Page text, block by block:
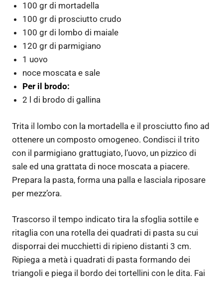
100 gr di mortadella
100 gr di prosciutto crudo
100 gr di lombo di maiale
120 gr di parmigiano
1 uovo
noce moscata e sale
Per il brodo:
2 l di brodo di gallina
Trita il lombo con la mortadella e il prosciutto fino ad
ottenere un composto omogeneo. Condisci il trito
con il parmigiano grattugiato, l’uovo, un pizzico di
sale ed una grattata di noce moscata a piacere.
Prepara la pasta, forma una palla e lasciala riposare
per mezz’ora.
Trascorso il tempo indicato tira la sfoglia sottile e
ritaglia con una rotella dei quadrati di pasta su cui
disporrai dei mucchietti di ripieno distanti 3 cm.
Ripiega a metà i quadrati di pasta formando dei
triangoli e piega il bordo dei tortellini con le dita. Fai